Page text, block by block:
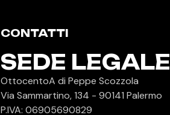
CONTATTI
SEDE LEGALE
OttocentoA di Peppe Scozzola
Via Sammartino, 134 - 90141 Palermo
P.IVA: 06905690829